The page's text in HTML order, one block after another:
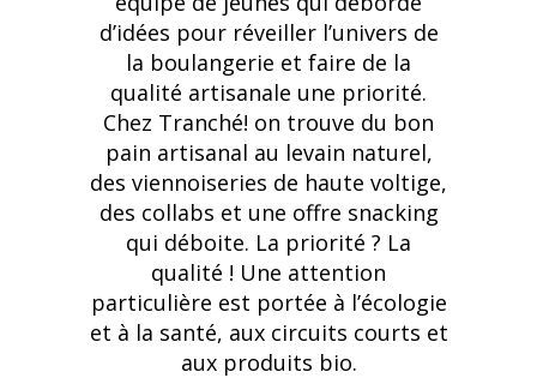
d’idées pour réveiller l’univers de
la boulangerie et faire de la
qualité artisanale une priorité.
Chez Tranché! on trouve du bon
pain artisanal au levain naturel,
des viennoiseries de haute voltige,
des collabs et une offre snacking
qui déboite. La priorité ? La
qualité ! Une attention
particulière est portée à l’écologie
et à la santé, aux circuits courts et
aux produits bio.